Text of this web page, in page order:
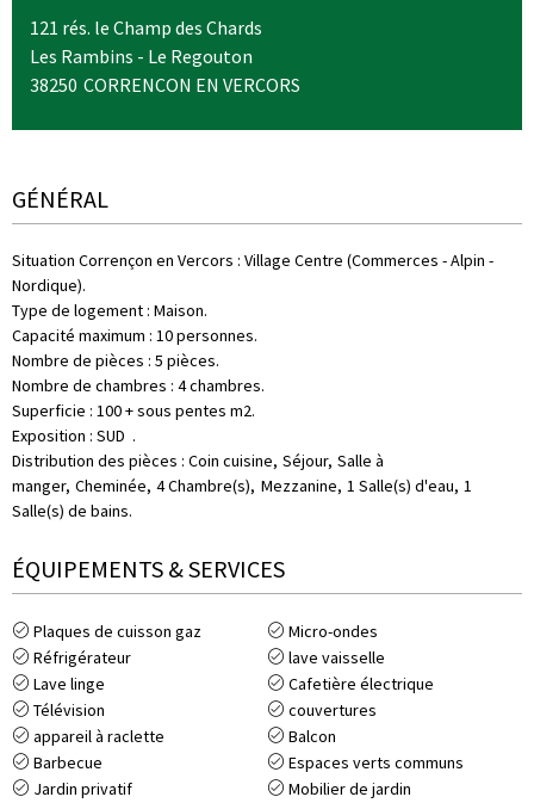
121 rés. le Champ des Chards
Les Rambins - Le Regouton
38250 CORRENCON EN VERCORS
GÉNÉRAL
Situation Corrençon en Vercors : Village Centre (Commerces - Alpin -
Nordique)
Type de logement : Maison
Capacité maximum : 10 personnes
Nombre de pièces : 5 pièces
Nombre de chambres : 4 chambres
Superficie : 100 + sous pentes m2
Exposition : SUD
Distribution des pièces : Coin cuisine Séjour Salle à
manger Cheminée 4Chambre(s) Mezzanine 1 Salle(s) d'eau 1
Salle(s) de bains
ÉQUIPEMENTS & SERVICES
Plaques de cuisson gaz
Micro-ondes
Réfrigérateur
lave vaisselle
Lave linge
Cafetière électrique
Télévision
couvertures
appareil à raclette
Balcon
Barbecue
Espaces verts communs
Jardin privatif
Mobilier de jardin